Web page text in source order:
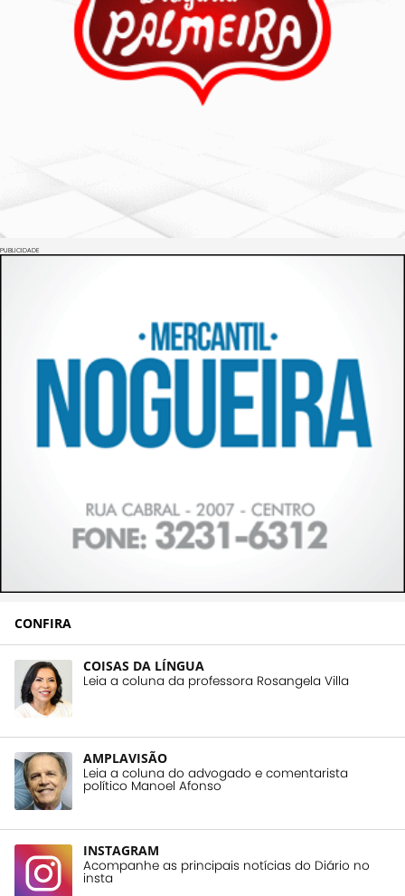
PUBLICIDADE
CONFIRA
COISAS DA LÍNGUA
Leia a coluna da professora Rosangela Villa
AMPLAVISÃO
Leia a coluna do advogado e comentarista
político Manoel Afonso
INSTAGRAM
Acompanhe as principais notícias do Diário no
insta